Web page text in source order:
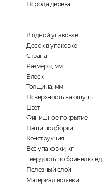
Порода дерева
В одной упаковке
Досок в упаковке
Страна
Размеры, мм
Блеск
Толщина, мм
Поверхность на ощупь
Цвет
Финишное покрытие
Наши подборки
Конструкция
Вес упаковки, кг
Твердость по бринелю, ед
Полезный слой
Материал вставки